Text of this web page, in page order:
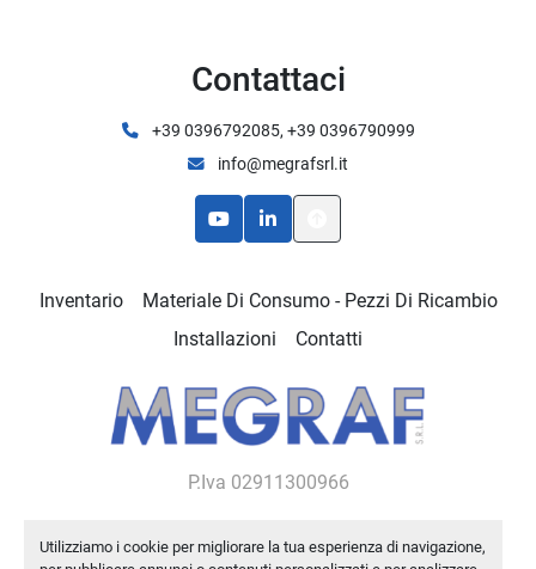
Utilizziamo i cookie per migliorare la tua esperienza di navigazione,
Contattaci
+39 0396792085, +39 0396790999
info@megrafsrl.it
youtubelinkedin
Inventario
Materiale Di Consumo - Pezzi Di Ricambio
Installazioni
Contatti
P.Iva 02911300966